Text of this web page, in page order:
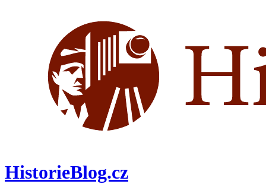
HistorieBlog.cz